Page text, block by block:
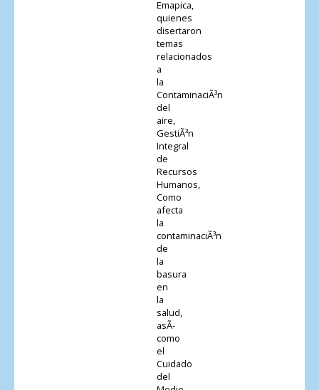
Emapica,
quienes
disertaron
temas
relacionados
a
la
ContaminaciÃ³n
del
aire,
GestiÃ³n
Integral
de
Recursos
Humanos,
Como
afecta
la
contaminaciÃ³n
de
la
basura
en
la
salud,
asÃ­
como
el
Cuidado
del